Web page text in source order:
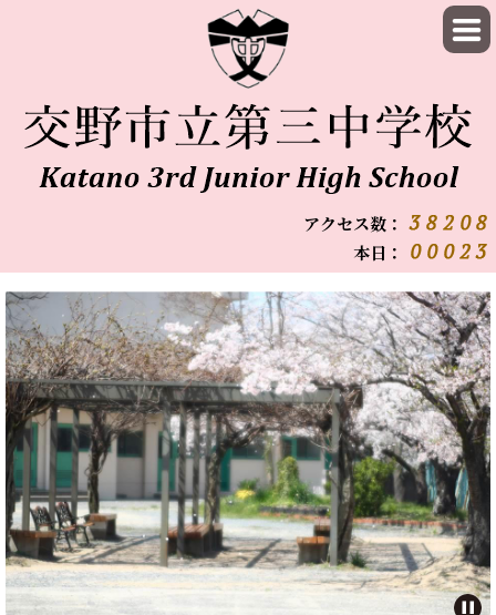
アクセス数：
本日：